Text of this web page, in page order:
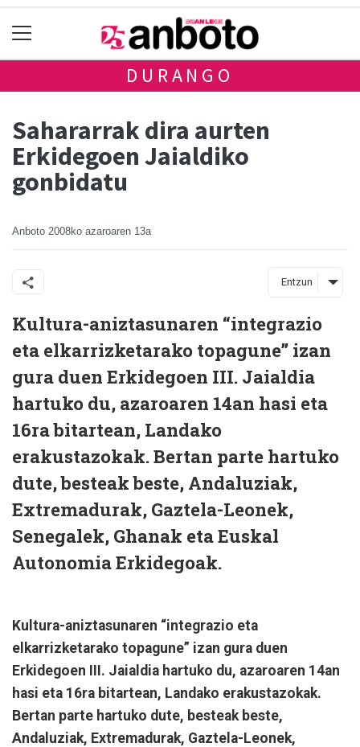
DURANGO
Sahararrak dira aurten
Erkidegoen Jaialdiko
gonbidatu
Anboto 2008ko azaroaren 13a
Entzun
Kultura-aniztasunaren “integrazio
eta elkarrizketarako topagune” izan
gura duen Erkidegoen III. Jaialdia
hartuko du, azaroaren 14an hasi eta
16ra bitartean, Landako
erakustazokak. Bertan parte hartuko
dute, besteak beste, Andaluziak,
Extremadurak, Gaztela-Leonek,
Senegalek, Ghanak eta Euskal
Autonomia Erkidegoak.
Kultura-aniztasunaren “integrazio eta
elkarrizketarako topagune” izan gura duen
Erkidegoen III. Jaialdia hartuko du, azaroaren 14an
hasi eta 16ra bitartean, Landako erakustazokak.
Bertan parte hartuko dute, besteak beste,
Andaluziak, Extremadurak, Gaztela-Leonek,